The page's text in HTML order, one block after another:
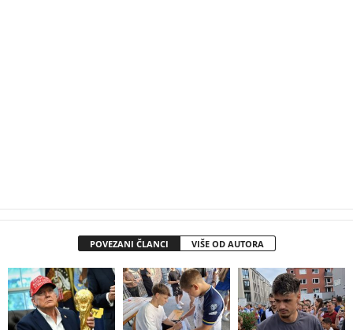
POVEZANI ČLANCI VIŠE OD AUTORA